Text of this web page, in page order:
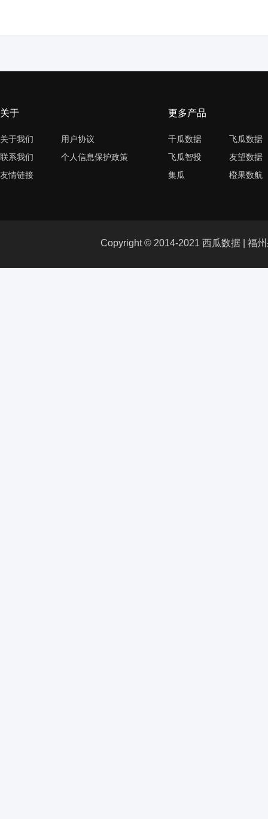
关于
关于我们
联系我们
友情链接
用户协议
个人信息保护政策
更多产品
千瓜数据
飞瓜智投
集瓜
飞瓜数据
友望数据
橙果数航
Copyright © 2014-2021 西瓜数据 | 福